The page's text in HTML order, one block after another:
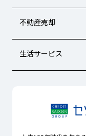
不動産売却
生活サービス